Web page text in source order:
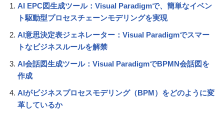
AI EPC図生成ツール：Visual Paradigmで、簡単なイベン
ト駆動型プロセスチェーンモデリングを実現
AI意思決定表ジェネレーター：Visual Paradigmでスマー
トなビジネスルールを解禁
AI会話図生成ツール：Visual ParadigmでBPMN会話図を
作成
AIがビジネスプロセスモデリング（BPM）をどのように変
革しているか